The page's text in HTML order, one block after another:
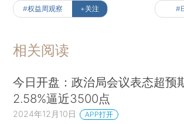
#权益周观察 +关注
相关阅读
今日开盘：政治局会议表态超预
2.58%逼近3500点
2024年12月10日 APP打开